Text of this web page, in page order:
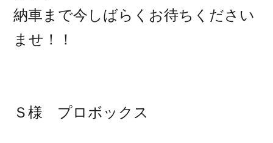
納車まで今しばらくお待ちください
ませ！！
Ｓ様 プロボックス